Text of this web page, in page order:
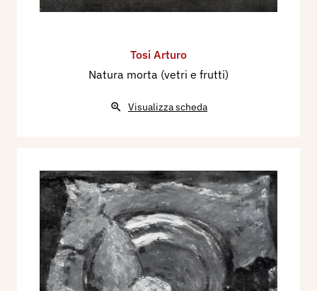
Tosi Arturo
Natura morta (vetri e frutti)
Visualizza scheda